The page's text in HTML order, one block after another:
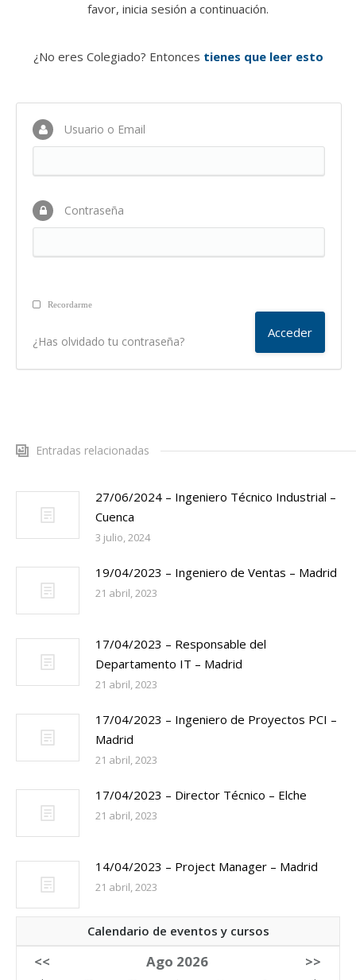
favor, inicia sesión a continuación.
¿No eres Colegiado? Entonces tienes que leer esto
Usuario o Email
Contraseña
Recordarme
¿Has olvidado tu contraseña?
Entradas relacionadas
27/06/2024 – Ingeniero Técnico Industrial –
Cuenca
3 julio, 2024
19/04/2023 – Ingeniero de Ventas – Madrid
21 abril, 2023
17/04/2023 – Responsable del
Departamento IT – Madrid
21 abril, 2023
17/04/2023 – Ingeniero de Proyectos PCI –
Madrid
21 abril, 2023
17/04/2023 – Director Técnico – Elche
21 abril, 2023
14/04/2023 – Project Manager – Madrid
21 abril, 2023
Calendario de eventos y cursos
<< Ago 2026 >>